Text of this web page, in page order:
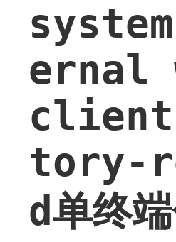
ernal
tory-
d单终